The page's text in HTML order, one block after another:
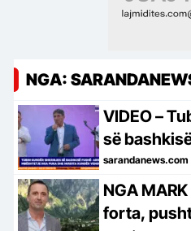
NGA:
VIDEO –
së
solidaritet
Mirdita…
sarandanews.com
NGA
forta,